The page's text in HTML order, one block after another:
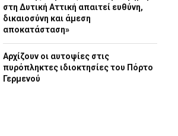
στη Δυτική Αττική απαιτεί ευθύνη,
δικαιοσύνη και άμεση
αποκατάσταση»
Αρχίζουν οι αυτοψίες στις
πυρόπληκτες ιδιοκτησίες του Πόρτο
Γερμενού